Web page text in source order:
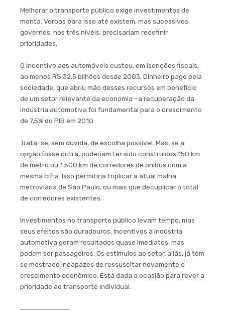
Melhorar o transporte público exige investimentos de
monta. Verbas para isso até existem, mas sucessivos
governos, nos três níveis, precisariam redefinir
prioridades.
O incentivo aos automóveis custou, em isenções fiscais,
ao menos R$ 32,5 bilhões desde 2003. Dinheiro pago pela
sociedade, que abriu mão desses recursos em benefício
de um setor relevante da economia –a recuperação da
indústria automotiva foi fundamental para o crescimento
de 7,5% do PIB em 2010.
Trata-se, sem dúvida, de escolha possível. Mas, se a
opção fosse outra, poderiam ter sido construídos 150 km
de metrô ou 1.500 km de corredores de ônibus com a
mesma cifra. Isso permitiria triplicar a atual malha
metroviária de São Paulo, ou mais que decuplicar o total
de corredores existentes.
Investimentos no transporte público levam tempo, mas
seus efeitos são duradouros. Incentivos à indústria
automotiva geram resultados quase imediatos, mas
podem ser passageiros. Os estímulos ao setor, aliás, já têm
se mostrado incapazes de ressuscitar novamente o
crescimento econômico. Está dada a ocasião para rever a
prioridade ao transporte individual.